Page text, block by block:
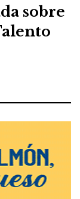
sobre